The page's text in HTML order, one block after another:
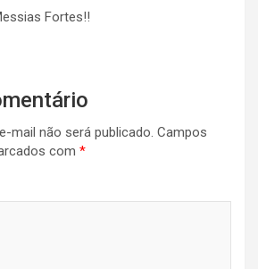
Fortes!!
mail não será publicado. Campos
com *